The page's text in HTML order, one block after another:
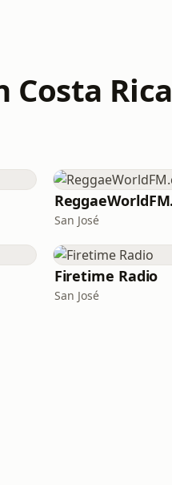
Costa Rica
San José
Firetime Radio
San José